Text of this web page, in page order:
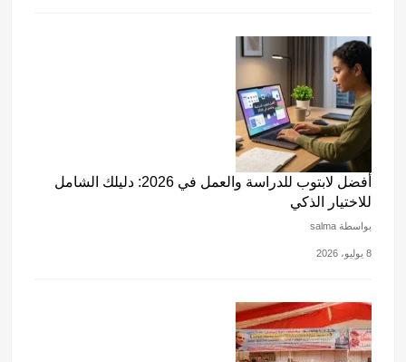
أفضل لابتوب للدراسة والعمل في 2026: دليلك الشامل
للاختيار الذكي
بواسطة salma
8 يوليو، 2026